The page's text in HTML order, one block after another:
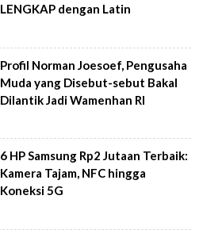
LENGKAP dengan Latin
Profil Norman Joesoef, Pengusaha
Muda yang Disebut-sebut Bakal
Dilantik Jadi Wamenhan RI
6 HP Samsung Rp2 Jutaan Terbaik:
Kamera Tajam, NFC hingga
Koneksi 5G